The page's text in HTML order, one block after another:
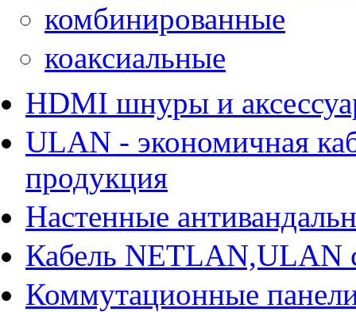
комбинированные
коаксиальные
HDMI шнуры и
ULAN - экономичная
продукция
Настенные
Кабель NETLAN,ULAN
Коммутационные